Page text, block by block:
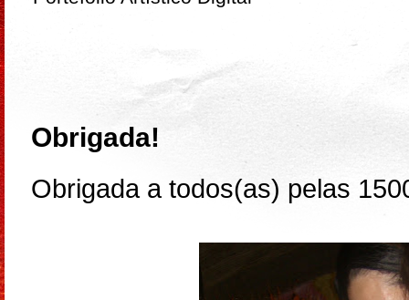
segunda-feira
Obrigada!
Obrigada a todos(as) pelas